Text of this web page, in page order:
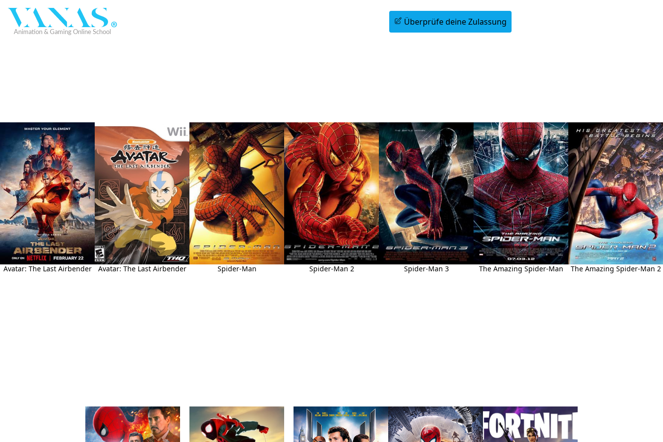
Überprüfe deine Zulassung
Avatar: The Last Airbender Avatar: The Last Airbender Spider-Man Spider-Man 2 Spider-Man 3 The Amazing Spider-Man The Amazing Spider-Man 2